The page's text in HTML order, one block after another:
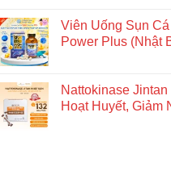
Viên Uống Sụn
Power Plus (Nhật
Nattokinase
Hoạt Huyết, Giảm